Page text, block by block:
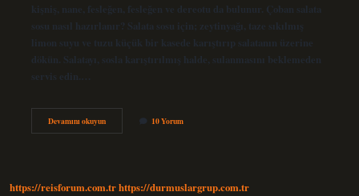
kişniş, nane, fesleğen, fesleğen ve dereotu da bulunur. Çoban salata
sosu nasıl hazırlanır? Salata sosu için; zeytinyağı, taze sıkılmış
limon suyu ve tuzu küçük bir kasede karıştırıp salatanın üzerine
dökün. Salatayı, sosla karıştırılmış halde, sulanmasını beklemeden
servis edin.…
Devamını okuyunÇoban
Salata
10 Yorum
https://reisforum.com.trhttps://durmuslargrup.com.tr